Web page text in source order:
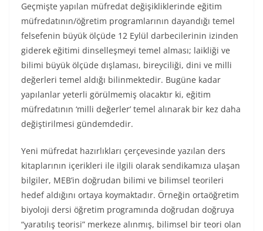
Geçmişte yapılan müfredat değişikliklerinde eğitim
müfredatının/öğretim programlarının dayandığı temel
felsefenin büyük ölçüde 12 Eylül darbecilerinin izinden
giderek eğitimi dinselleşmeyi temel alması; laikliği ve
bilimi büyük ölçüde dışlaması, bireyciliği, dini ve milli
değerleri temel aldığı bilinmektedir. Bugüne kadar
yapılanlar yeterli görülmemiş olacaktır ki, eğitim
müfredatının ‘milli değerler’ temel alınarak bir kez daha
değiştirilmesi gündemdedir.
Yeni müfredat hazırlıkları çerçevesinde yazılan ders
kitaplarının içerikleri ile ilgili olarak sendikamıza ulaşan
bilgiler, MEB’in doğrudan bilimi ve bilimsel teorileri
hedef aldığını ortaya koymaktadır. Örneğin ortaöğretim
biyoloji dersi öğretim programında doğrudan doğruya
“yaratılış teorisi” merkeze alınmış, bilimsel bir teori olan